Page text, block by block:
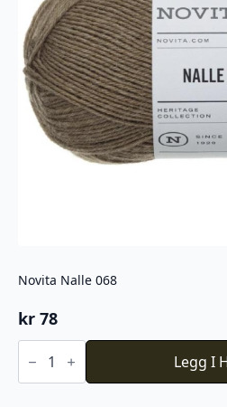
Novita Nalle 068
kr 78
Novita
Nalle
antall
Legg I